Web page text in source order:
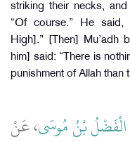
striking their necks,
“Of course.” He said,
High].” [Then] Mu’adh
him] said: “There is
punishment of Allah than
الْفَضْلُ بْنُ مُوسَى، عَنْ